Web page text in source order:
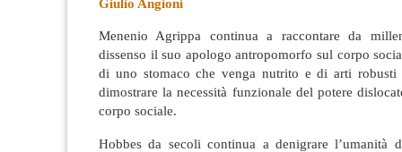
Giulio Angioni
Menenio Agrippa continua a raccontare da
dissenso il suo apologo antropomorfo sul corpo
di uno stomaco che venga nutrito e di arti robusti
dimostrare la necessità funzionale del potere
corpo sociale.
Hobbes da secoli continua a denigrare l’umanità